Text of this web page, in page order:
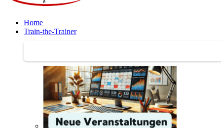
Home
Train-the-Trainer